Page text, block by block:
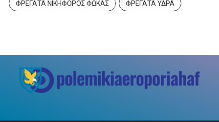
ΦΡΕΓΑΤΑ ΝΙΚΗΦΟΡΟΣ ΦΩΚΑΣ ΦΡΕΓΑΤΑ ΥΔΡΑ